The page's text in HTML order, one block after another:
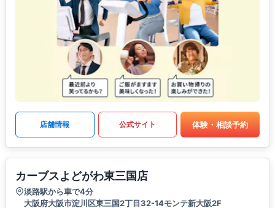
店舗情報 公式サイト 体験・相談予約
カーブスよどがわ東三国店
淡路駅から車で4分
大阪府大阪市淀川区東三国2丁目32-14モンテ新大阪2F